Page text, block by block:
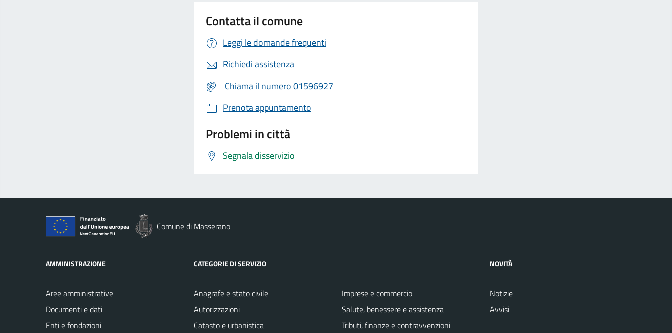
Contatta il comune
Leggi le domande frequenti
Richiedi assistenza
Chiama il numero 01596927
Prenota appuntamento
Problemi in città
Segnala disservizio
Comune di Masserano
AMMINISTRAZIONE
Aree amministrative
Documenti e dati
Enti e fondazioni
CATEGORIE DI SERVIZIO
Anagrafe e stato civile
Autorizzazioni
Catasto e urbanistica
Imprese e commercio
Salute, benessere e assistenza
Tributi, finanze e contravvenzioni
NOVITÀ
Notizie
Avvisi